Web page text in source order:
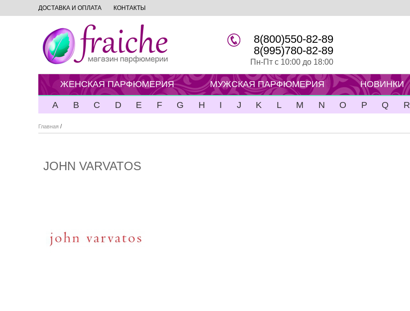
ДОСТАВКА И ОПЛАТА КОНТАКТЫ
8(800)550-82-89
8(995)780-82-89
Пн-Пт с 10:00 до 18:00
ЖЕНСКАЯ ПАРФЮМЕРИЯ МУЖСКАЯ ПАРФЮМЕРИЯ НОВИНКИ
A B C D E F G H I J K L M N O P Q R
Главная /
JOHN VARVATOS